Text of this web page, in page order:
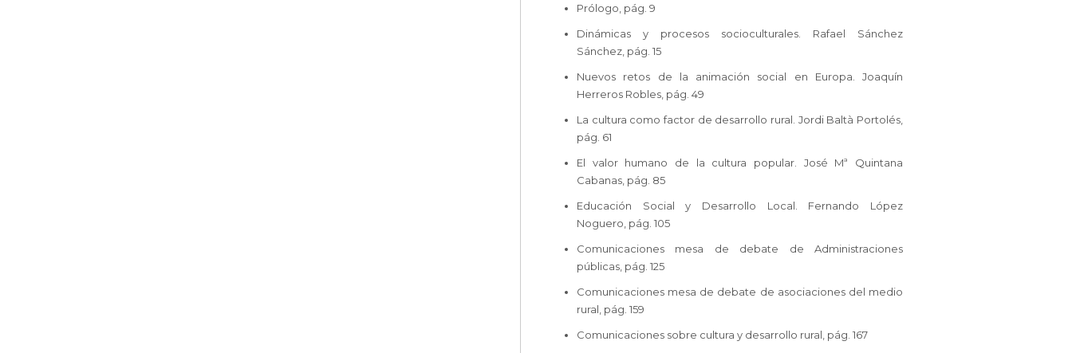
Prólogo, pág. 9
Dinámicas y procesos socioculturales. Rafael Sánchez
Sánchez, pág. 15
Nuevos retos de la animación social en Europa. Joaquín
Herreros Robles, pág. 49
La cultura como factor de desarrollo rural. Jordi Baltà Portolés,
pág. 61
El valor humano de la cultura popular. José Mª Quintana
Cabanas, pág. 85
Educación Social y Desarrollo Local. Fernando López
Noguero, pág. 105
Comunicaciones mesa de debate de Administraciones
públicas, pág. 125
Comunicaciones mesa de debate de asociaciones del medio
rural, pág. 159
Comunicaciones sobre cultura y desarrollo rural, pág. 167